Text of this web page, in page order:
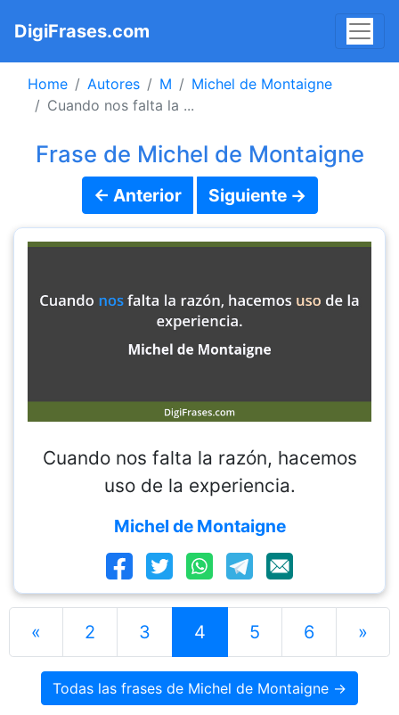
DigiFrases.com
Home Autores M
Michel de Montaigne
Cuando nos falta la ...
Frase de Michel de Montaigne
← Anterior Siguiente →
Cuando nos falta la razón, hacemos
uso de la experiencia.
Michel de Montaigne
« 2 3 4 5 6 »
Todas las frases de Michel de Montaigne →